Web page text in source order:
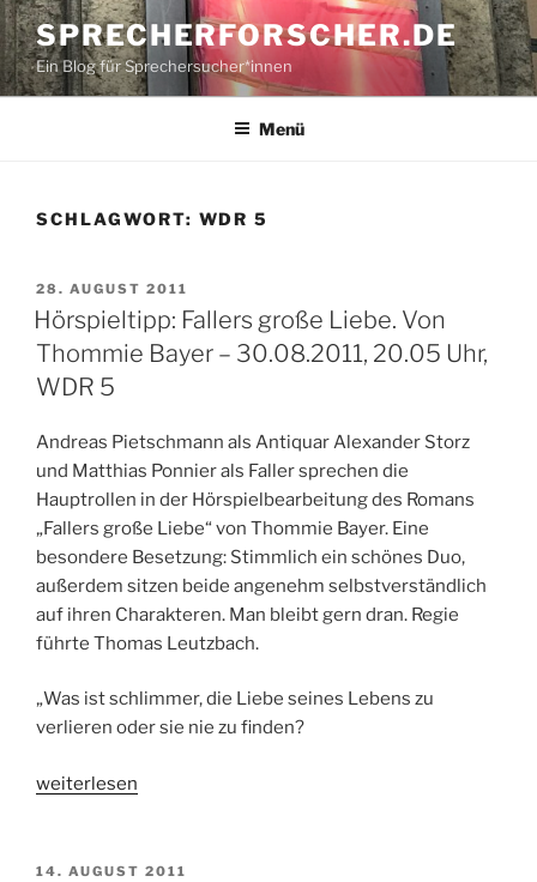
Zum
Inhalt
springen
SPRECHERFORSCHER.DE
Ein Blog für Sprechersucher*innen
Menü
SCHLAGWORT: WDR 5
VERÖFFENTLICHT
AM
28. AUGUST 2011
Hörspieltipp: Fallers große Liebe. Von
Thommie Bayer – 30.08.2011, 20.05 Uhr,
WDR 5
Andreas Pietschmann als Antiquar Alexander Storz
und Matthias Ponnier als Faller sprechen die
Hauptrollen in der Hörspielbearbeitung des Romans
„Fallers große Liebe“ von Thommie Bayer. Eine
besondere Besetzung: Stimmlich ein schönes Duo,
außerdem sitzen beide angenehm selbstverständlich
auf ihren Charakteren. Man bleibt gern dran. Regie
führte Thomas Leutzbach.
„Was ist schlimmer, die Liebe seines Lebens zu
verlieren oder sie nie zu finden?
„Hörspieltipp:
Liebe.
weiterlesen
VERÖFFENTLICHT
14. AUGUST 2011